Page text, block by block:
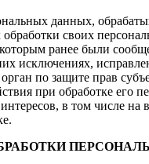
данных,
своих
ранее были
исключениях,
по защите прав
при обработке его
в том числе